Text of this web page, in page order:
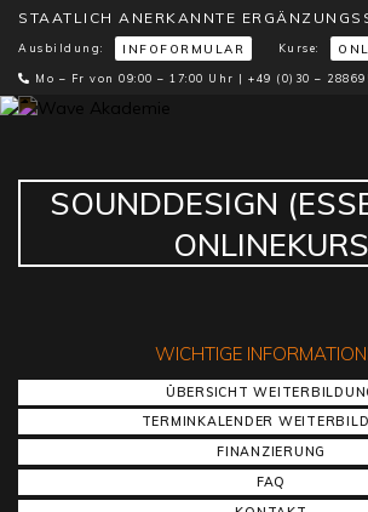
STAATLICH ANERKANNTE
Ausbildung: INFOFORMULAR Kurse:
Mo – Fr von 09:00 – 17:00 Uhr | +49 (0)30 –
SOUNDDESIGN
ONLINEKURS
WICHTIGE
ÜBERSICHT
TERMINKALENDER
FINANZIERUNG
FAQ